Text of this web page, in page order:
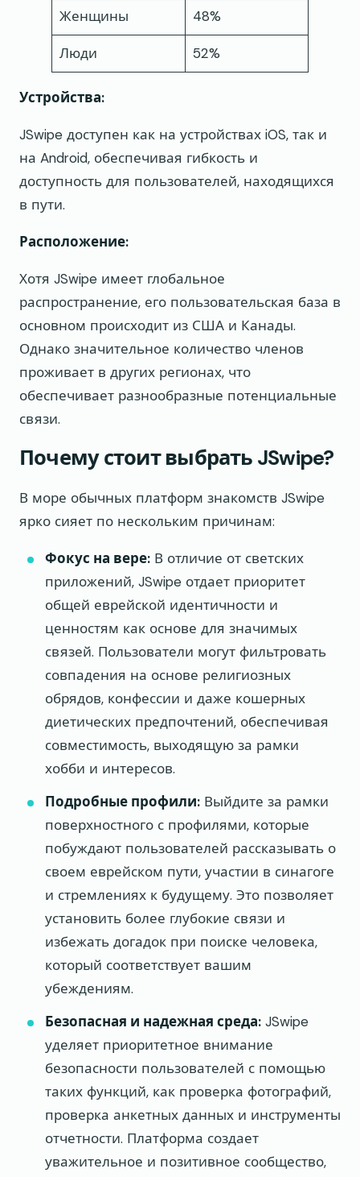
Женщины 48%
Люди 52%
Устройства:
JSwipe доступен как на устройствах iOS, так и
на Android, обеспечивая гибкость и
доступность для пользователей, находящихся
в пути.
Расположение:
Хотя JSwipe имеет глобальное
распространение, его пользовательская база в
основном происходит из США и Канады.
Однако значительное количество членов
проживает в других регионах, что
обеспечивает разнообразные потенциальные
связи.
Почему стоит выбрать JSwipe?
В море обычных платформ знакомств JSwipe
ярко сияет по нескольким причинам:
Фокус на вере: В отличие от светских
приложений, JSwipe отдает приоритет
общей еврейской идентичности и
ценностям как основе для значимых
связей. Пользователи могут фильтровать
совпадения на основе религиозных
обрядов, конфессии и даже кошерных
диетических предпочтений, обеспечивая
совместимость, выходящую за рамки
хобби и интересов.
Подробные профили: Выйдите за рамки
поверхностного с профилями, которые
побуждают пользователей рассказывать о
своем еврейском пути, участии в синагоге
и стремлениях к будущему. Это позволяет
установить более глубокие связи и
избежать догадок при поиске человека,
который соответствует вашим
убеждениям.
Безопасная и надежная среда: JSwipe
уделяет приоритетное внимание
безопасности пользователей с помощью
таких функций, как проверка фотографий,
проверка анкетных данных и инструменты
отчетности. Платформа создает
уважительное и позитивное сообщество,